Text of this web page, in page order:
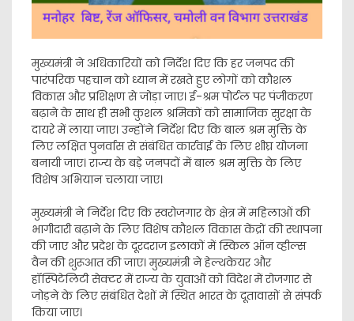
मुख्यमंत्री ने अधिकारियों को निर्देश दिए कि हर जनपद की
पारंपरिक पहचान को ध्यान में रखते हुए लोगों को कौशल
विकास और प्रशिक्षण से जोड़ा जाए। ई-श्रम पोर्टल पर पंजीकरण
बढ़ाने के साथ ही सभी कुशल श्रमिकों को सामाजिक सुरक्षा के
दायरे में लाया जाए। उन्होंने निर्देश दिए कि बाल श्रम मुक्ति के
लिए लक्षित पुनर्वास से संबंधित कार्रवाई के लिए शीघ्र योजना
बनायी जाए। राज्य के बड़े जनपदों में बाल श्रम मुक्ति के लिए
विशेष अभियान चलाया जाए।
मुख्यमंत्री ने निर्देश दिए कि स्वरोजगार के क्षेत्र में महिलाओं की
भागीदारी बढ़ाने के लिए विशेष कौशल विकास केंद्रों की स्थापना
की जाए और प्रदेश के दूरदराज इलाकों में स्किल ऑन व्हील्स
वैन की शुरूआत की जाए। मुख्यमंत्री ने हेल्थकेयर और
हॉस्पिटेलिटी सेक्टर में राज्य के युवाओं को विदेश में रोजगार से
जोड़ने के लिए संबंधित देशों में स्थित भारत के दूतावासों से संपर्क
किया जाए।